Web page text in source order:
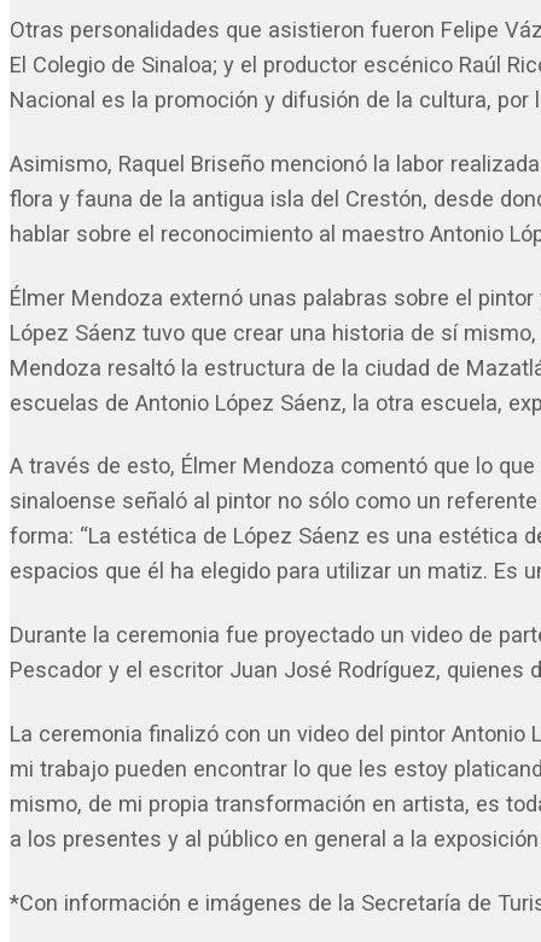
Otras personalidades que asistieron fueron Felipe
El Colegio de Sinaloa; y el productor escénico Raúl
Nacional es la promoción y difusión de la cultura,
Asimismo, Raquel Briseño mencionó la labor
flora y fauna de la antigua isla del Crestón, desde
hablar sobre el reconocimiento al maestro Antonio
Élmer Mendoza externó unas palabras sobre el
López Sáenz tuvo que crear una historia de sí
Mendoza resaltó la estructura de la ciudad de
escuelas de Antonio López Sáenz, la otra escuela,
A través de esto, Élmer Mendoza comentó que lo
sinaloense señaló al pintor no sólo como un
forma: “La estética de López Sáenz es una estética
espacios que él ha elegido para utilizar un matiz. Es
Durante la ceremonia fue proyectado un video de
Pescador y el escritor Juan José Rodríguez,
La ceremonia finalizó con un video del pintor
mi trabajo pueden encontrar lo que les estoy
mismo, de mi propia transformación en artista, es
a los presentes y al público en general a la
*Con información e imágenes de la Secretaría de